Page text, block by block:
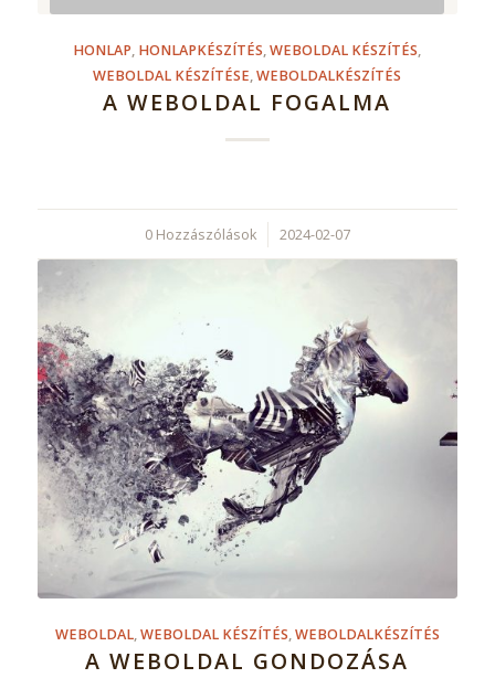
HONLAP, HONLAPKÉSZÍTÉS,WEBOLDAL KÉSZÍTÉS,
WEBOLDAL KÉSZÍTÉSE,WEBOLDALKÉSZÍTÉS
A WEBOLDAL FOGALMA
0 Hozzászólások
/ 2024-02-07
WEBOLDAL,WEBOLDAL KÉSZÍTÉS,WEBOLDALKÉSZÍTÉS
A WEBOLDAL GONDOZÁSA